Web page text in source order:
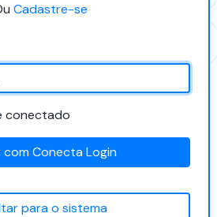
Cadastre-se
conectado
com Conecta Login
para o sistema